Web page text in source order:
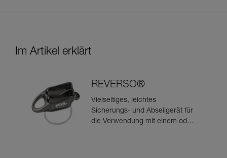
Im Artikel erklärt
REVERSO®
Vielseitiges, leichtes
Sicherungs- und Abseilgerät für
die Verwendung mit einem oder